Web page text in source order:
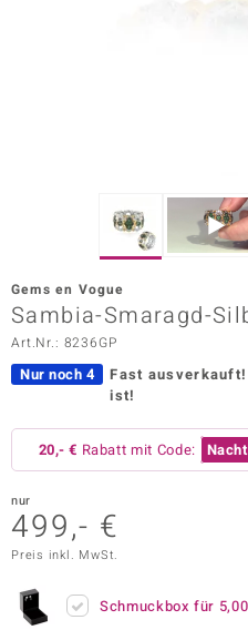
Vogue
Paraíso
Gems en Vogue
Sambia-Smaragd-
Art.Nr.: 8236GP
Nur noch 4 Fast ausverkauft!
ist!
20,- € Rabatt mit Code: Nacht
nur
499,- €
Preis inkl. MwSt.
Schmuckbox für